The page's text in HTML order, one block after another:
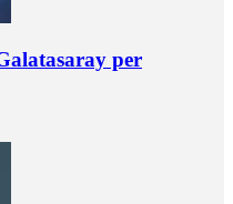
per